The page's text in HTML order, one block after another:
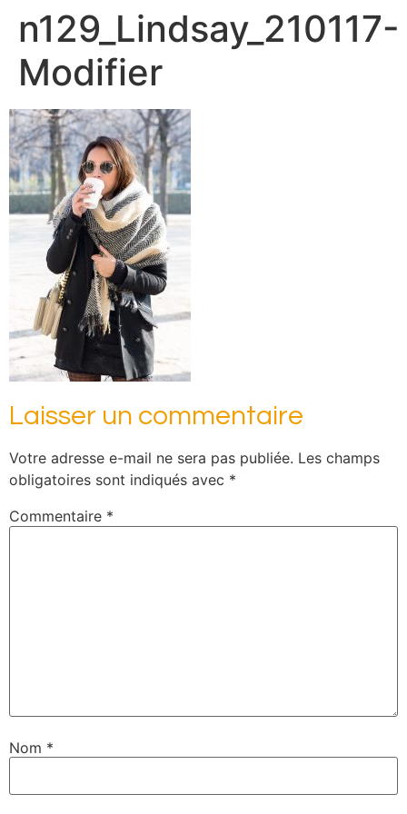
n129_Lindsay_210117-
Modifier
Laisser un commentaire
Votre adresse e-mail ne sera pas publiée. Les champs
obligatoires sont indiqués avec *
Commentaire *
Nom *